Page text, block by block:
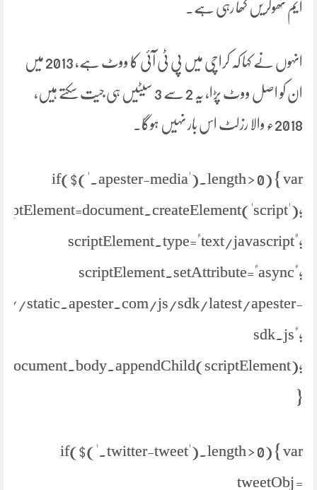
ایم ٹھوکریں کھا رہی ہے۔
انہوں نے کہا کہ کراچی میں پی ٹی آئی کا ووٹ ہے، 2013 میں
ان کو اصل ووٹ پڑا، یہ 2 سے 3 سیٹیں ہی جیت سکتے ہیں،
2018ء والا رزلٹ اس بار نہیں ہوگا۔
if($('.apester-media').length > 0) { var
scriptElement.type="text/javascript";
scriptElement.setAttribute="async";
static.apester.com/js/sdk/latest/apester-
sdk.js";
document.body.appendChild(scriptElement);
}
if($('.twitter-tweet').length > 0) { var
tweetObj =